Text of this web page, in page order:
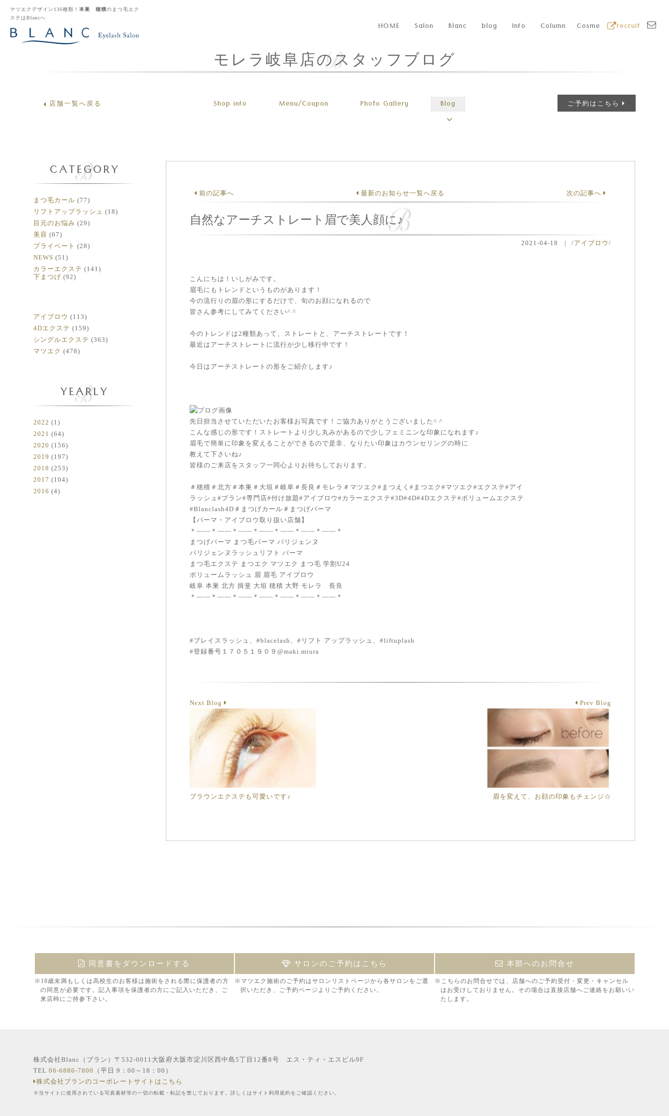
マツエクデザイン136種類！ 本巣 穂積のまつ毛エク
ステはBlancへ
HOME Salon Blanc blog Info Column Cosme recruit
モレラ岐阜店のスタッフブログ
ご予約はこちら
店舗一覧へ戻る Shop info Menu/Coupon Photo Gallery Blog
CATEGORY
まつ毛カール (77)
リフトアップラッシュ (18)
目元のお悩み (29)
美容 (67)
プライベート (28)
NEWS (51)
カラーエクステ (141)
下まつげ (92)
アイブロウ (113)
4Dエクステ (159)
シングルエクステ (363)
マツエク (478)
YEARLY
2022 (1)
2021 (64)
2020 (156)
2019 (197)
2018 (253)
2017 (104)
2016 (4)
前の記事へ 最新のお知らせ一覧へ戻る 次の記事へ
自然なアーチストレート眉で美人顔に♪
2021-04-18 | /アイブロウ/
こんにちは！いしがみです。
眉毛にもトレンドというものがあります！
今の流行りの眉の形にするだけで、旬のお顔になれるので
皆さん参考にしてみてください^ ^
今のトレンドは2種類あって、ストレートと、アーチストレートです！
最近はアーチストレートに流行が少し移行中です！
今日はアーチストレートの形をご紹介します♪
先日担当させていただいたお客様お写真です！ご協力ありがとうございました^ ^
こんな感じの形です！ストレートより少し丸みがあるので少しフェミニンな印象になれます♪
眉毛で簡単に印象を変えることができるので是非、なりたい印象はカウンセリングの時に
教えて下さいね♪
皆様のご来店をスタッフ一同心よりお待ちしております。
＃穂積＃北方＃本巣＃大垣＃岐阜＃長良＃モレラ＃マツエク#まつえく#まつエク#マツエク#エクステ#アイ
ラッシュ#ブラン#専門店#付け放題#アイブロウ#カラーエクステ#3D#4D#4Dエクステ#ボリュームエクステ
#Blanclash4D＃まつげカール＃まつげパーマ
【パーマ・アイブロウ取り扱い店舗】
＊——＊——＊——＊——＊——＊——＊——＊
まつげパーマ まつ毛パーマ パリジェンヌ
パリジェンヌラッシュリフト パーマ
まつ毛エクステ まつエク マツエク まつ毛 学割U24
ボリュームラッシュ 眉 眉毛 アイブロウ
岐阜 本巣 北方 揖斐 大垣 穂積 大野 モレラ 長良
＊——＊——＊——＊——＊——＊——＊——＊
#ブレイスラッシュ、#blacelash、#リフト アップラッシュ、#liftuplash
#登録番号１７０５１９０９@maki.miura
Prev Blog
眉を変えて、お顔の印象もチェンジ☆
Next Blog
ブラウンエクステも可愛いです♪
同意書をダウンロードする
※18歳未満もしくは高校生のお客様は施術をされる際に保護者の方
の同意が必要です。記入事項を保護者の方にご記入いただき、ご
来店時にご持参下さい。
サロンのご予約はこちら
※マツエク施術のご予約はサロンリストページから各サロンをご選
択いただき、ご予約ページよりご予約ください。
本部へのお問合せ
※こちらのお問合せでは、店舗へのご予約受付・変更・キャンセル
はお受けしておりません。その場合は直接店舗へご連絡をお願いい
たします。
株式会社Blanc（ブラン）〒532-0011大阪府大阪市淀川区西中島5丁目12番8号 エス・ティ・エスビル9F
TEL06-6886-7800
（平日 9：00～18：00）
株式会社ブランのコーポレートサイトはこちら
※当サイトに使用されている写真素材等の一切の転載・転記を禁じております。詳しくはサイト利用規約をご確認ください。